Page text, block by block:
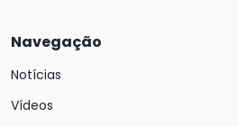
Navegação
Notícias
Vídeos